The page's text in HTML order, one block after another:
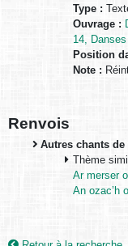
Type :
Ouvrage :
14,
Position
Note :
Renvois
Autres chants
Thème
Ar merser
An ozac’h